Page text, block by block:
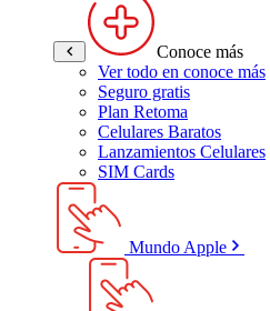
Conoce más
Ver todo en conoce más
Seguro gratis
Plan Retoma
Celulares Baratos
Lanzamientos Celulares
SIM Cards
Mundo Apple